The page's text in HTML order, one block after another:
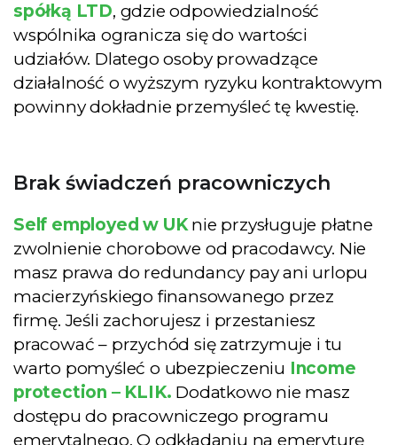
spółką LTD, gdzie odpowiedzialność
wspólnika ogranicza się do wartości
udziałów. Dlatego osoby prowadzące
działalność o wyższym ryzyku kontraktowym
powinny dokładnie przemyśleć tę kwestię.
Brak świadczeń pracowniczych
Self employed w UKnie przysługuje płatne
zwolnienie chorobowe od pracodawcy. Nie
masz prawa do redundancy pay ani urlopu
macierzyńskiego finansowanego przez
firmę. Jeśli zachorujesz i przestaniesz
pracować – przychód się zatrzymuje i tu
warto pomyśleć o ubezpieczeniu Income
protection – KLIK. Dodatkowo nie masz
dostępu do pracowniczego programu
emerytalnego. O odkładaniu na emeryturę